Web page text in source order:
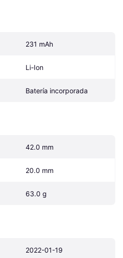
231 mAh
Li-Ion
Batería incorporada
42.0 mm
20.0 mm
63.0 g
2022-01-19